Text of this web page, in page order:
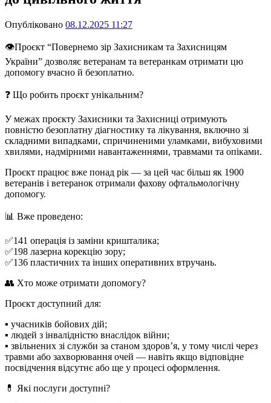
Опубліковано 08.12.2025 11:27
👁️Проєкт “Повернемо зір Захисникам та Захисницям
України” дозволяє ветеранам та ветеранкам отримати цю
допомогу вчасно й безоплатно.
❓ Що робить проєкт унікальним?
У межах проєкту Захисники та Захисниці отримують
повністю безоплатну діагностику та лікування, включно зі
складними випадками, спричиненими уламками, вибуховими
хвилями, надмірними навантаженнями, травмами та опіками.
Проєкт працює вже понад рік — за цей час більш як 1900
ветеранів і ветеранок отримали фахову офтальмологічну
допомогу.
📊 Вже проведено:
✅141 операція із заміни кришталика;
✅198 лазерна корекцію зору;
✅136 пластичних та інших оперативних втручань.
👥 Хто може отримати допомогу?
Проєкт доступний для:
▪️ учасників бойових дій;
▪️ людей з інвалідністю внаслідок війни;
▪️ звільнених зі служби за станом здоров’я, у тому числі через
травми або захворювання очей — навіть якщо відповідне
посвідчення відсутнє або ще у процесі оформлення.
💊 Які послуги доступні?